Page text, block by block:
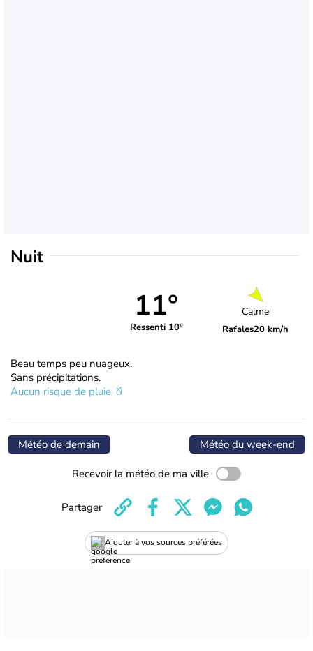
Nuit
11°
Ressenti 10°
Calme
Rafales20 km/h
Beau temps peu nuageux.
Sans précipitations.
Aucun risque de pluie
Météo de demain Météo du week-end
Recevoir la météo de ma ville
Ajouter à vos sources préférées
Partager